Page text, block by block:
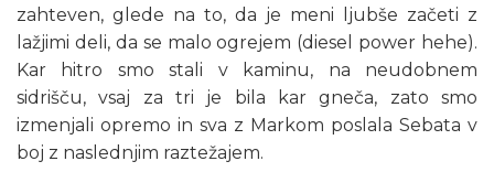
zahteven, glede na to, da je meni ljubše začeti z
lažjimi deli, da se malo ogrejem (diesel power hehe).
Kar hitro smo stali v kaminu, na neudobnem
sidrišču, vsaj za tri je bila kar gneča, zato smo
izmenjali opremo in sva z Markom poslala Sebata v
boj z naslednjim raztežajem.